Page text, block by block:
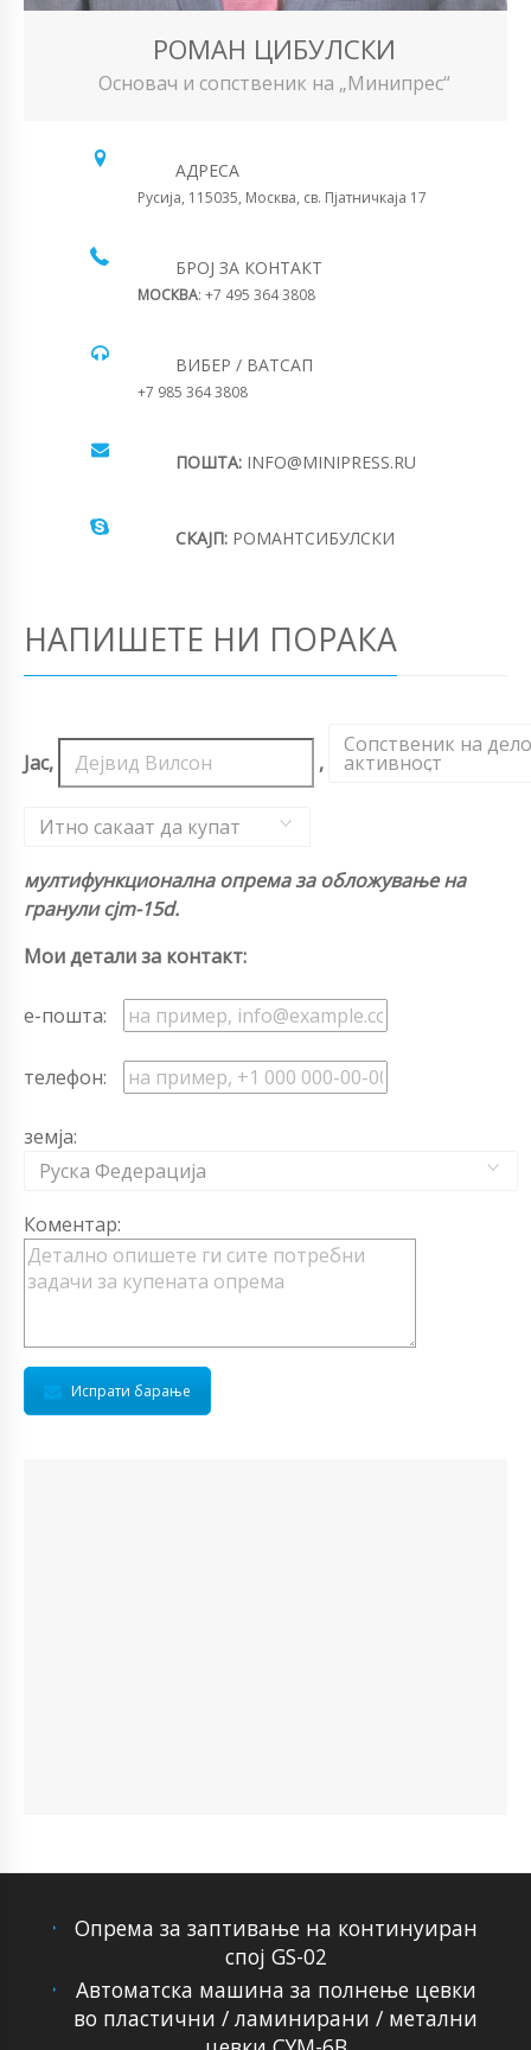
РОМАН ЦИБУЛСКИ
Основач и сопственик на „Минипрес“
АДРЕСА
Русија, 115035, Москва, св. Пјатничкаја 17
БРОЈ ЗА КОНТАКТ
МОСКВА: +7 495 364 3808
ВИБЕР / ВАТСАП
+7 985 364 3808
ПОШТА: INFO@MINIPRESS.RU
СКАЈП: РОМАНТСИБУЛСКИ
НАПИШЕТЕ НИ ПОРАКА
Јас, ,
Сопственик на
активност
,
Итно сакаат да купат
мултифункционална опрема за обложување на
гранули cjm-15d.
Мои детали за контакт:
е-пошта:
телефон:
земја:
Руска Федерација
Коментар:
Испрати барање
Опрема за заптивање на континуиран
спој GS-02
Автоматска машина за полнење цевки
во пластични / ламинирани / метални